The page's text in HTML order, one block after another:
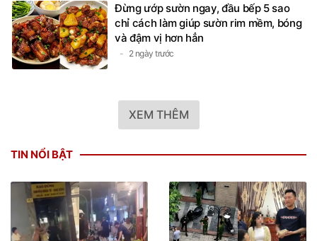
Đừng ướp sườn ngay, đầu bếp 5 sao
chỉ cách làm giúp sườn rim mềm, bóng
và đậm vị hơn hẳn
2 ngày trước
XEM THÊM
TIN NỔI BẬT